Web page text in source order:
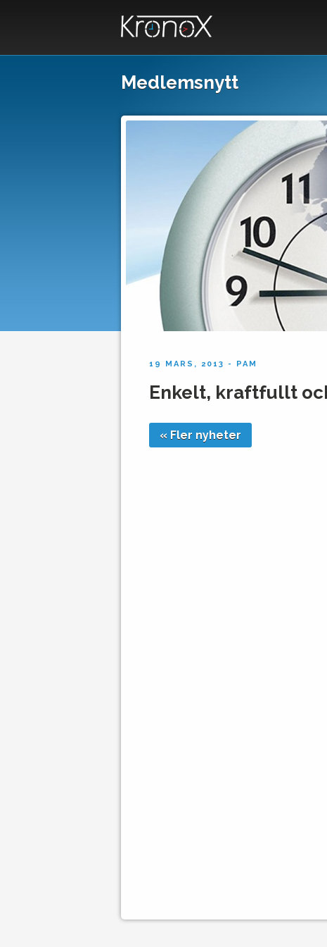
Medlemsnytt
19 MARS, 2013 - PAM
Enkelt, kraftfullt
« Fler nyheter